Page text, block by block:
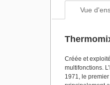
Vue
Créée et
multifonctions.
1971, le